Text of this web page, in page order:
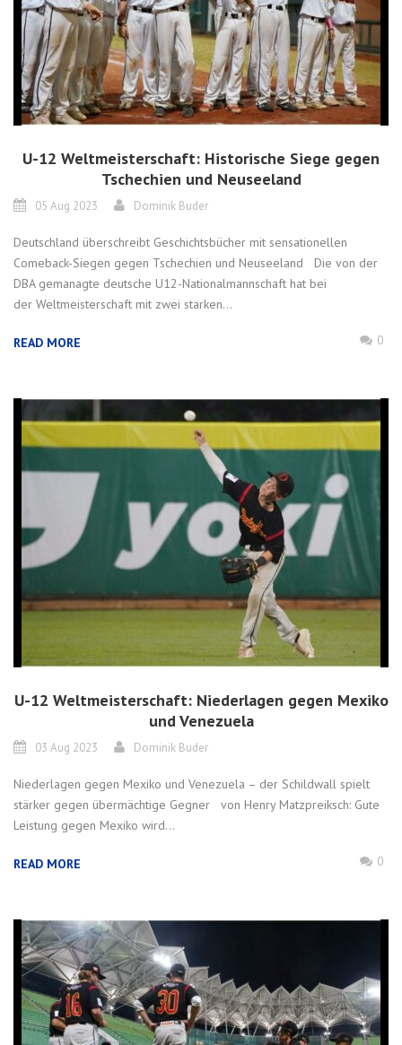
U-12 Weltmeisterschaft: Historische Siege gegen
Tschechien und Neuseeland
05 Aug 2023 Dominik Buder
Deutschland überschreibt Geschichtsbücher mit sensationellen
Comeback-Siegen gegen Tschechien und Neuseeland Die von der
DBA gemanagte deutsche U12-Nationalmannschaft hat bei
der Weltmeisterschaft mit zwei starken...
READ MORE 0
U-12 Weltmeisterschaft: Niederlagen gegen Mexiko
und Venezuela
03 Aug 2023 Dominik Buder
Niederlagen gegen Mexiko und Venezuela – der Schildwall spielt
stärker gegen übermächtige Gegner von Henry Matzpreiksch: Gute
Leistung gegen Mexiko wird...
READ MORE 0